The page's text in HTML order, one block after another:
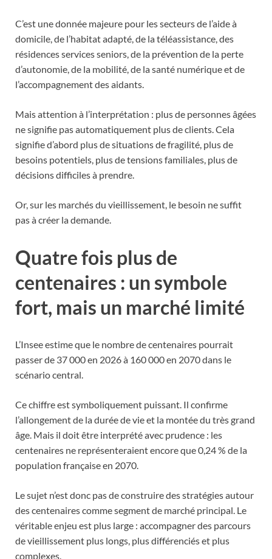
C’est une donnée majeure pour les secteurs de l’aide à
domicile, de l’habitat adapté, de la téléassistance, des
résidences services seniors, de la prévention de la perte
d’autonomie, de la mobilité, de la santé numérique et de
l’accompagnement des aidants.
Mais attention à l’interprétation : plus de personnes âgées
ne signifie pas automatiquement plus de clients. Cela
signifie d’abord plus de situations de fragilité, plus de
besoins potentiels, plus de tensions familiales, plus de
décisions difficiles à prendre.
Or, sur les marchés du vieillissement, le besoin ne suffit
pas à créer la demande.
Quatre fois plus de
centenaires : un symbole
fort, mais un marché limité
L’Insee estime que le nombre de centenaires pourrait
passer de 37 000 en 2026 à 160 000 en 2070 dans le
scénario central.
Ce chiffre est symboliquement puissant. Il confirme
l’allongement de la durée de vie et la montée du très grand
âge. Mais il doit être interprété avec prudence : les
centenaires ne représenteraient encore que 0,24 % de la
population française en 2070.
Le sujet n’est donc pas de construire des stratégies autour
des centenaires comme segment de marché principal. Le
véritable enjeu est plus large : accompagner des parcours
de vieillissement plus longs, plus différenciés et plus
complexes.